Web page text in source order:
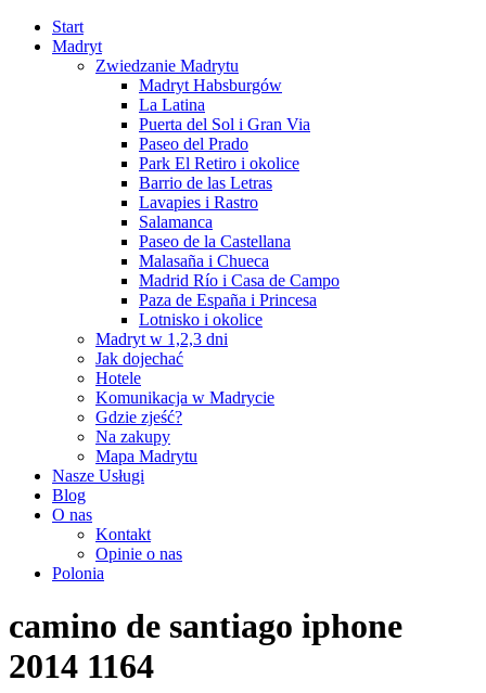
Start
Madryt
Zwiedzanie Madrytu
Madryt Habsburgów
La Latina
Puerta del Sol i Gran Via
Paseo del Prado
Park El Retiro i okolice
Barrio de las Letras
Lavapies i Rastro
Salamanca
Paseo de la Castellana
Malasaña i Chueca
Madrid Río i Casa de Campo
Paza de España i Princesa
Lotnisko i okolice
Madryt w 1,2,3 dni
Jak dojechać
Hotele
Komunikacja w Madrycie
Gdzie zjeść?
Na zakupy
Mapa Madrytu
Nasze Usługi
Blog
O nas
Kontakt
Opinie o nas
Polonia
camino de santiago iphone
2014 1164